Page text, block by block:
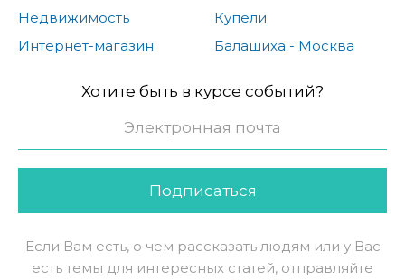
Недвижимость
Интернет-магазин
Купели
Балашиха - Москва
Хотите быть в курсе событий?
Подписаться
Если Вам есть, о чем рассказать людям или у Вас
есть темы для интересных статей, отправляйте